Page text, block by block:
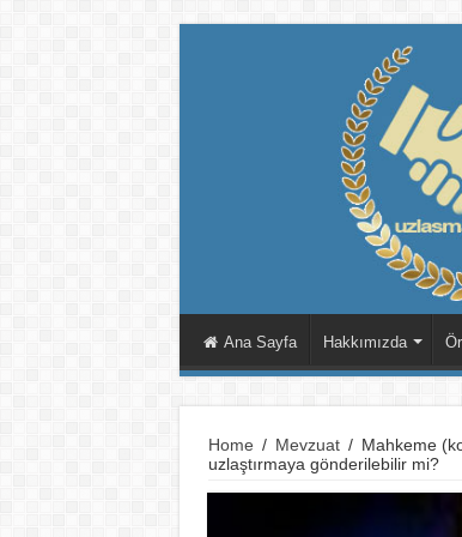
Ana Sayfa Hakkımızda
Home / Mevzuat / Mahkeme
uzlaştırmaya gönderilebilir mi?